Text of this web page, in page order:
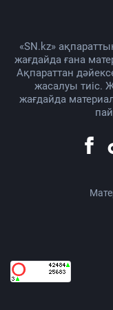
«SN.kz»
жағдайда ғана
Ақпараттан
жасалуы тиіс.
жағдайда